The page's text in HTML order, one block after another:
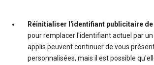
Réinitialiser l'identifiant publicitaire de
pour remplacer l'identifiant actuel par un
applis peuvent continuer de vous
personnalisées, mais il est possible